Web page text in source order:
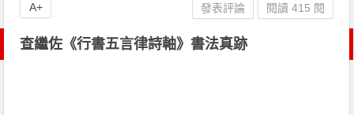
查繼佐《行書五言律詩軸》書法真跡
發表評論 閱讀 415 閱
A+